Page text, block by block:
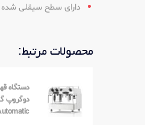
دارای سطح سیقلی
محصولات مرتبط:
دستگاه